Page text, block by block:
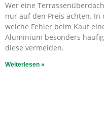
Wer eine
nur auf den Preis achten. In
welche Fehler beim Kauf
Aluminium besonders
diese vermeiden.
Weiterlesen »